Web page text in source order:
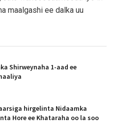
maalgashi ee dalka uu
Shirweynaha 1-aad ee
hirgelinta Nidaamka
Hore ee Khataraha oo la soo